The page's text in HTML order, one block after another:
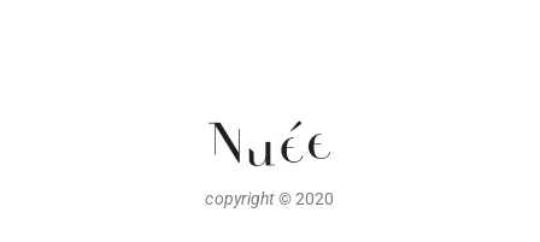
copyright© 2020